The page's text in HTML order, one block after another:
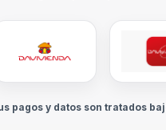
pagos y datos son tratados